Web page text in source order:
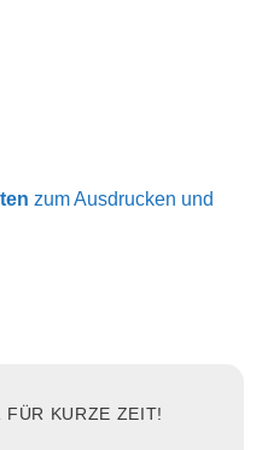
zum Ausdrucken und
FÜR KURZE ZEIT!